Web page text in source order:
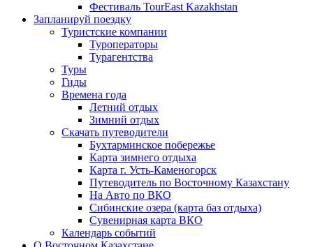
Фестиваль TourEast Kazakhstan
Запланируй поездку
Туристские компании
Туроператоры
Турагентства
Туры
Гиды
Времена года
Летний отдых
Зимний отдых
Скачать путеводители
Бухтарминское побережье
Карта зимнего отдыха
Карта г. Усть-Каменогорск
Путеводитель по Восточному Казахстану
На Авто по ВКО
Сибинские озера (карта баз отдыха)
Сувенирная карта ВКО
Календарь событий